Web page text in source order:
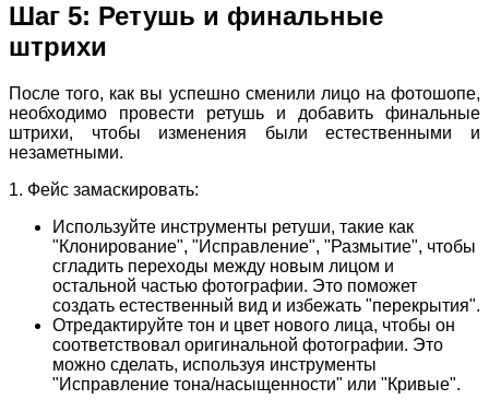
Шаг 5: Ретушь и финальные
штрихи
После того, как вы успешно сменили лицо на фотошопе,
необходимо провести ретушь и добавить финальные
штрихи, чтобы изменения были естественными и
незаметными.
1. Фейс замаскировать:
Используйте инструменты ретуши, такие как
"Клонирование", "Исправление", "Размытие", чтобы
сгладить переходы между новым лицом и
остальной частью фотографии. Это поможет
создать естественный вид и избежать "перекрытия".
Отредактируйте тон и цвет нового лица, чтобы он
соответствовал оригинальной фотографии. Это
можно сделать, используя инструменты
"Исправление тона/насыщенности" или "Кривые".